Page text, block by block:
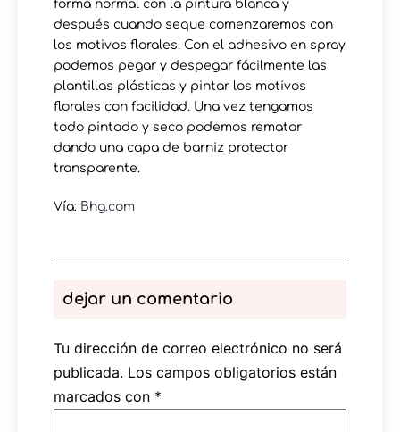
forma normal con la pintura blanca y
después cuando seque comenzaremos con
los motivos florales. Con el adhesivo en spray
podemos pegar y despegar fácilmente las
plantillas plásticas y pintar los motivos
florales con facilidad. Una vez tengamos
todo pintado y seco podemos rematar
dando una capa de barniz protector
transparente.
Vía: Bhg.com
dejar un comentario
Tu dirección de correo electrónico no será
publicada. Los campos obligatorios están
marcados con *